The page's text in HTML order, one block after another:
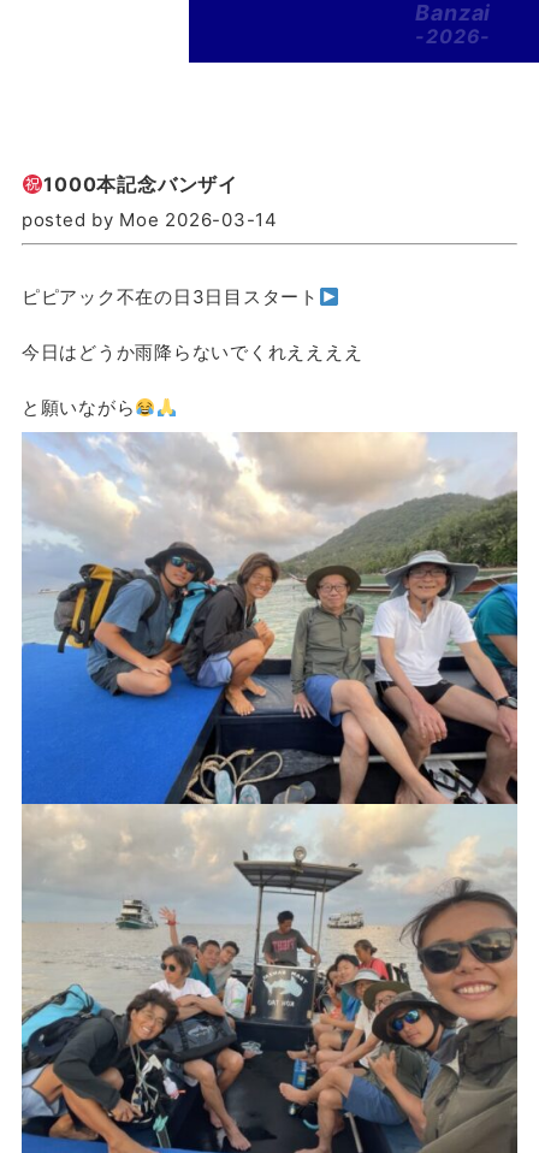
Banzai
-2026-
1000本記念バンザイ
posted by Moe 2026-03-14
ピピアック不在の日3日目スタート
今日はどうか雨降らないでくれええええ
と願いながら